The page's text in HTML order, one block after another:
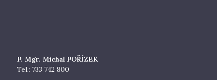
P. Mgr. Michal POŘÍZEK
Tel.: 733 742 800